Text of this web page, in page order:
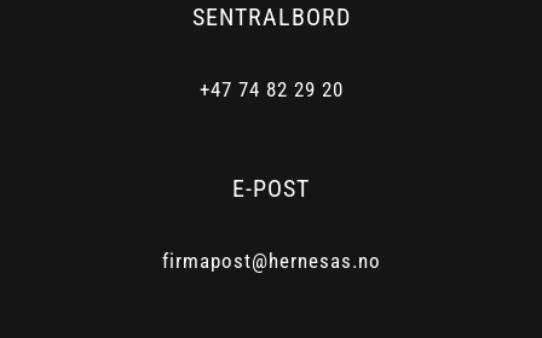
SENTRALBORD
+47 74 82 29 20
E-POST
firmapost@hernesas.no